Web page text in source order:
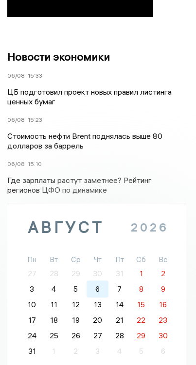
Новости экономики
06/08 15:33
ЦБ подготовил проект новых правил листинга
ценных бумаг
06/08 15:23
Стоимость нефти Brent поднялась выше 80
долларов за баррель
06/08 15:10
Где зарплаты растут заметнее? Рейтинг
регионов ЦФО по динамике
АВГУСТ 2026
Пн Вт Ср Чт Пт Сб
Вс
27
28 29 30 31 1
2
3
4 5 6 7 8
9
10
11 12 13 14 15
16
17
18 19 20 21 22
23
24
25 26 27 28 29
30
31
1 2 3 4 5 6